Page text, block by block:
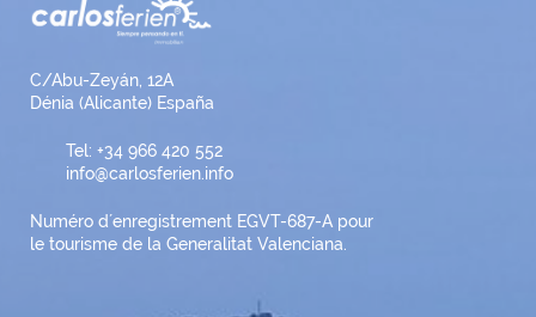
C/Abu-Zeyán, 12A
Dénia (Alicante) España
Tel: +34 966 420 552
info@carlosferien.info
Numéro d´enregistrement EGVT-687-A pour
le tourisme de la Generalitat Valenciana.